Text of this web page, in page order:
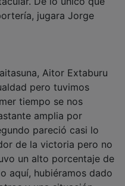
jugara Jorge
Aitor Extaburu
pero tuvimos
tiempo se nos
amplia por
pareció casi lo
de la victoria pero no
un alto porcentaje de
aquí, hubiéramos dado
y una situación